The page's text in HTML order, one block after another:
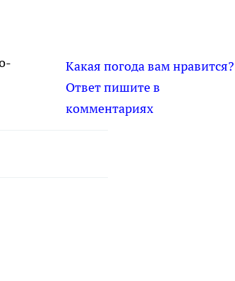
Какая погода вам нравится?
Ответ пишите в
комментариях